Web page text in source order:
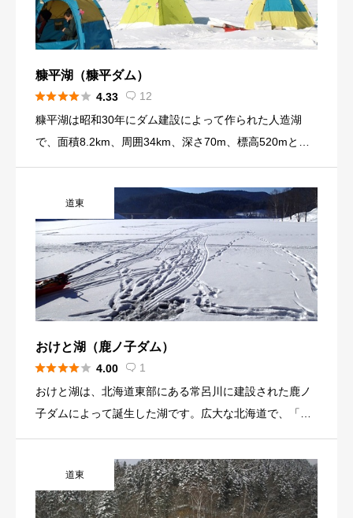
盛んな湖です。
ビスなども用意されており、幅広い楽しみ方ができる。
糠平湖（糠平ダム）
 4.33  12
糠平湖は昭和30年にダム建設によって作られた人造湖
で、面積8.2km、周囲34km、深さ70m、標高520mとな
る。 普段は湖底にある木の切り株が、厳冬期に水位の下
がった凍結湖面からてっぺんに氷を載せて顔を出す「キ
ノコ氷」や、糠平湖の水位によって姿を現す通称めがね
橋と呼ばれるタウシュベツ川橋梁が有名。 ワカサギ釣り
は氷の張る1月上旬から3月上旬まで楽しむことができ
る。
道東
おけと湖（鹿ノ子ダム）
 4.00  1
おけと湖は、北海道東部にある常呂川に建設された鹿ノ
子ダムによって誕生した湖です。広大な北海道で、「置
いますので、著名な街で説明すると、旭川、北見、帯広
のちょうど中間付近にあります。 このダムは、洪水調
整、灌漑、上水道の目的で特定多目的ダムとして造られ
道東